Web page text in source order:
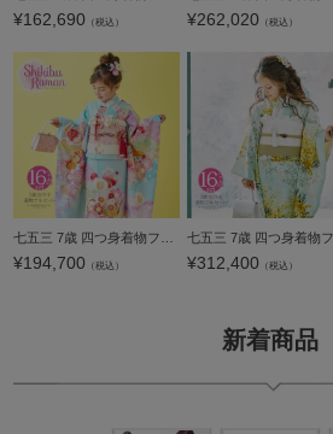
¥162,690 （税込） ¥262,020 （税込）
¥194,700 （税込） ¥312,400 （税込）
新着商品